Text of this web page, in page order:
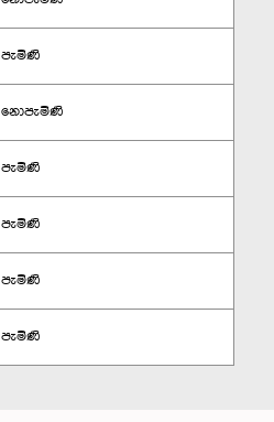
පැමිණි
නොපැමිණි
පැමිණි
පැමිණි
පැමිණි
පැමිණි